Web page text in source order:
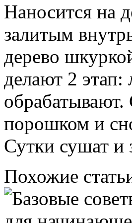
Наносится на
залитым
дерево
делают 2 этап:
порошком и
Сутки сушат
Похожие